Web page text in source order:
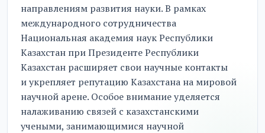
направлениям развития науки. В рамках
международного сотрудничества
Национальная академия наук Республики
Казахстан при Президенте Республики
Казахстан расширяет свои научные контакты
и укрепляет репутацию Казахстана на мировой
научной арене. Особое внимание уделяется
налаживанию связей с казахстанскими
учеными, занимающимися научной